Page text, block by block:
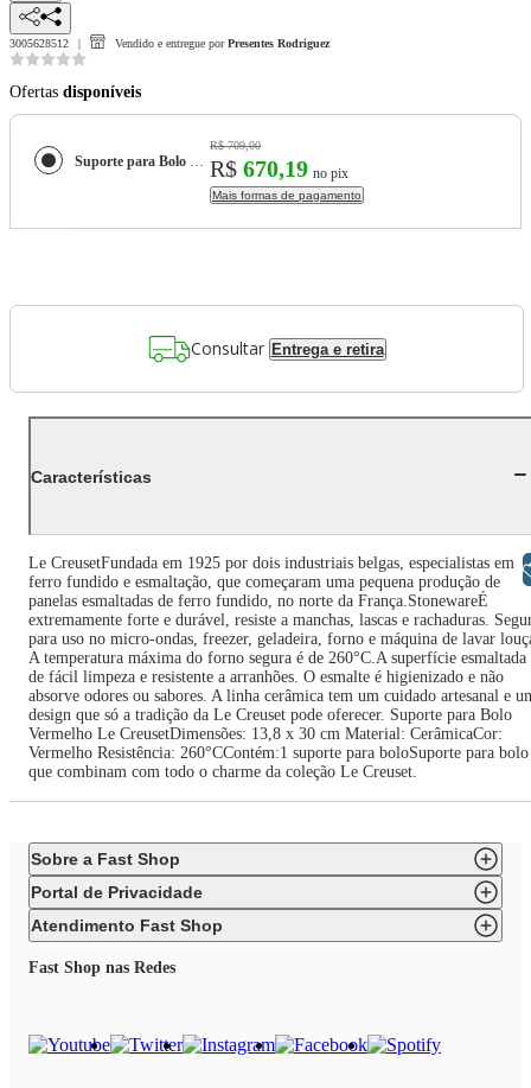
3005628512 Vendido e entregue por Presentes Rodriguez
Ofertas disponíveis
Suporte para Bolo Vermelho Le Creuset
R$ 709,00
R$ 670,19 no pix
Mais formas de pagamento
Consultar Entrega e retira
Características
Le CreusetFundada em 1925 por dois industriais belgas, especialistas em
ferro fundido e esmaltação, que começaram uma pequena produção de
panelas esmaltadas de ferro fundido, no norte da França.StonewareÉ
extremamente forte e durável, resiste a manchas, lascas e rachaduras.
para uso no micro-ondas, freezer, geladeira, forno e máquina de lavar
A temperatura máxima do forno segura é de 260°C.A superfície esmaltada
de fácil limpeza e resistente a arranhões. O esmalte é higienizado e não
absorve odores ou sabores. A linha cerâmica tem um cuidado artesanal e
design que só a tradição da Le Creuset pode oferecer. Suporte para Bolo
Vermelho Le CreusetDimensões: 13,8 x 30 cm Material: CerâmicaCor:
Vermelho Resistência: 260°CContém:1 suporte para boloSuporte para bolo
que combinam com todo o charme da coleção Le Creuset.
Sobre a Fast Shop
Portal de Privacidade
Atendimento Fast Shop
Fast Shop nas Redes
Libras